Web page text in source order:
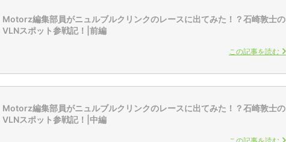
Motorz編集部員がニュルブルクリンクのレースに出てみた！？石崎敦士の
VLNスポット参戦記！|前編
この記事を読む
Motorz編集部員がニュルブルクリンクのレースに出てみた！？石崎敦士の
VLNスポット参戦記！|中編